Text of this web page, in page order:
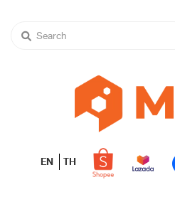
EN TH